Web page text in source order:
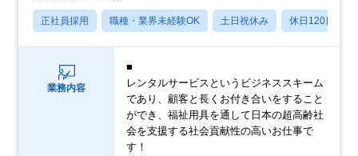
正社員採用 職種・業界未経験OK 土日祝休み 休日120日以上
業務内容
■
レンタルサービスというビジネススキーム
であり、顧客と長くお付き合いをすること
ができ、福祉用具を通して日本の超高齢社
会を支援する社会貢献性の高いお仕事で
す！